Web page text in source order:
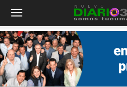
Diario
360